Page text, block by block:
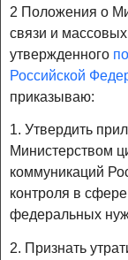
2 Положения о
связи и
утвержденного
Российской
приказываю:
1. Утвердить
Министерством
коммуникаций
контроля в
федеральных
2. Признать